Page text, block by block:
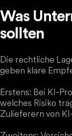
Was
sollten
Die rechtliche
geben klare
Erstens: Bei KI-
welches Risiko
Zulieferern von